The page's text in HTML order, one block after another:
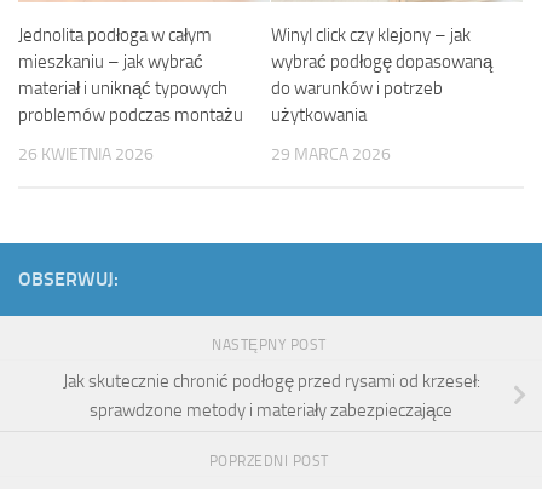
Jednolita podłoga w całym
mieszkaniu – jak wybrać
materiał i uniknąć typowych
problemów podczas montażu
26 KWIETNIA 2026
Winyl click czy klejony – jak
wybrać podłogę dopasowaną
do warunków i potrzeb
użytkowania
29 MARCA 2026
OBSERWUJ:
NASTĘPNY POST
Jak skutecznie chronić podłogę przed rysami od krzeseł:
sprawdzone metody i materiały zabezpieczające
POPRZEDNI POST